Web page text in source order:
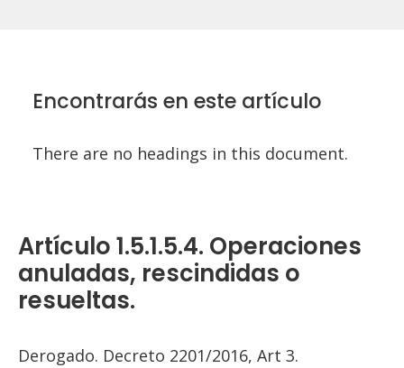
Encontrarás en este artículo
There are no headings in this document.
Artículo 1.5.1.5.4. Operaciones
anuladas, rescindidas o
resueltas.
Derogado. Decreto 2201/2016, Art 3.